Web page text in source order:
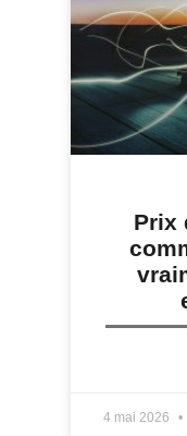
Prix
4 mai 2026